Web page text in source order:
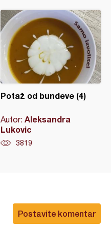
Potaž od bundeve (4)
Autor: Aleksandra
Lukovic
3819
Postavite komentar